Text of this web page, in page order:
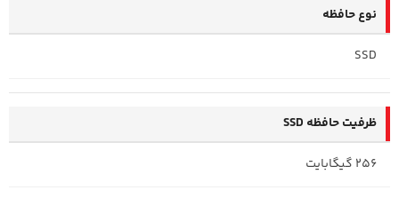
نوع حافظه
SSD
ظرفیت حافظه SSD
256 گیگابایت